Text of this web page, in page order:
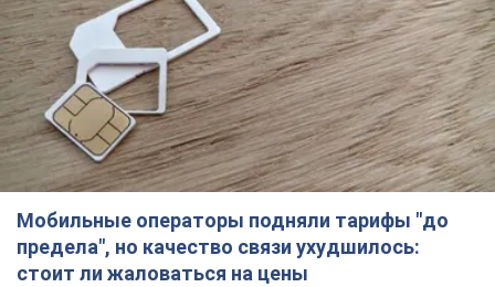
Мобильные операторы подняли тарифы "до
предела", но качество связи ухудшилось:
стоит ли жаловаться на цены